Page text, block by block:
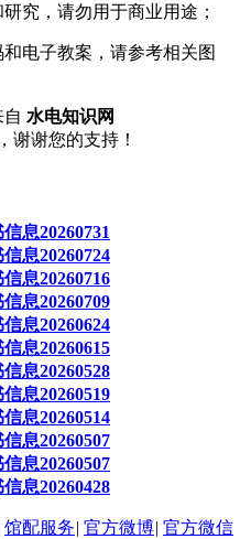
究，请勿用于商业用途；
电子教案，请参考相关图
水电知识网
，谢谢您的支持！
息20260731
息20260724
息20260716
息20260709
息20260624
息20260615
息20260528
息20260519
息20260514
息20260507
息20260507
息20260428
馆配服务| 官方微博| 官方微信